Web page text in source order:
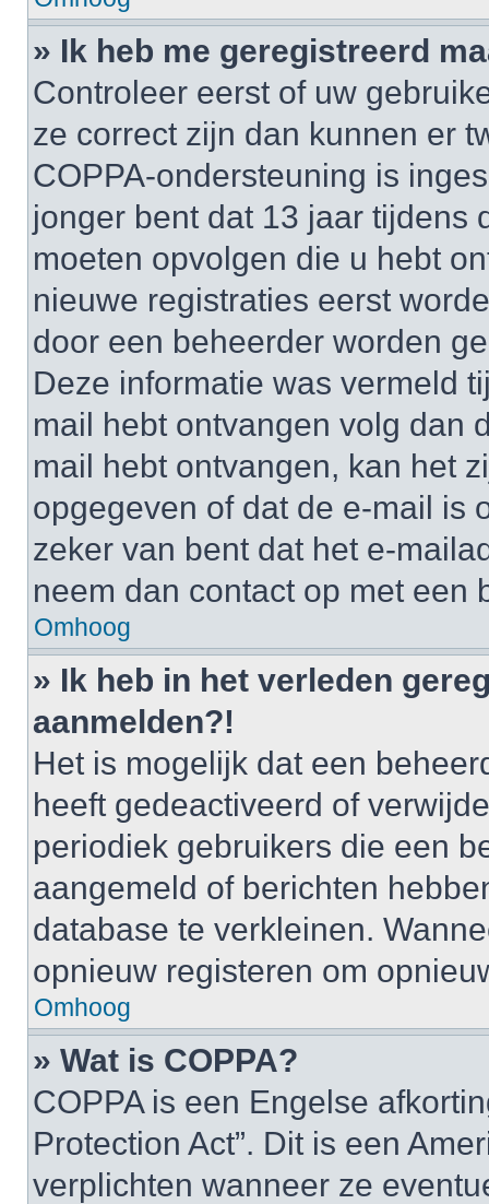
» Ik heb me geregistreerd
Controleer eerst of uw
ze correct zijn dan kunnen er
COPPA-ondersteuning is
jonger bent dat 13 jaar tijdens
moeten opvolgen die u hebt
nieuwe registraties eerst
door een beheerder worden
Deze informatie was vermeld
mail hebt ontvangen volg dan
mail hebt ontvangen, kan het
opgegeven of dat de e-mail is
zeker van bent dat het e-
neem dan contact op met een
Omhoog
» Ik heb in het verleden
aanmelden?!
Het is mogelijk dat een
heeft gedeactiveerd of
periodiek gebruikers die een
aangemeld of berichten
database te verkleinen.
opnieuw registeren om
Omhoog
» Wat is COPPA?
COPPA is een Engelse
Protection Act”. Dit is een
verplichten wanneer ze